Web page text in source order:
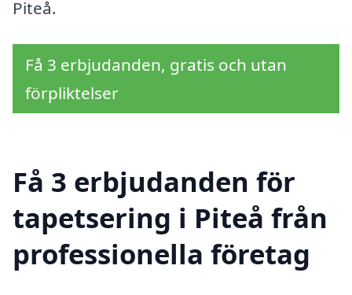
Piteå.
Få 3 erbjudanden, gratis och utan
förpliktelser
Få 3 erbjudanden för
tapetsering i Piteå från
professionella företag